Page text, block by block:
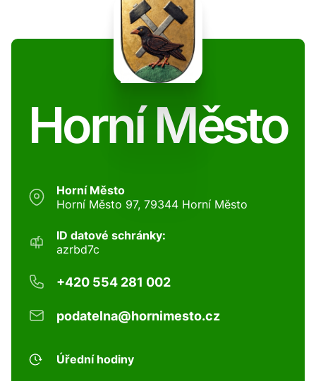
Horní Město
Horní Město
Horní Město 97, 79344 Horní Město
ID datové schránky:
azrbd7c
+420 554 281 002
podatelna@hornimesto.cz
Úřední hodiny